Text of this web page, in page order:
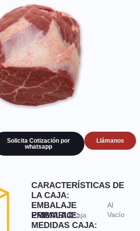
Solicita Cotización por
whatsapp
Llámanos
CARACTERÍSTICAS DE
LA CAJA:
EMBALAJE
PRIMARIO:
Al
Vacío
EMBALAJE:Caja
MEDIDAS CAJA: